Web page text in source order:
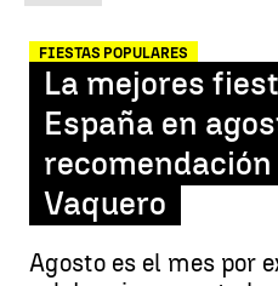
FIESTAS POPULARES
La mejores
España en
Vaquero
Agosto es el mes por